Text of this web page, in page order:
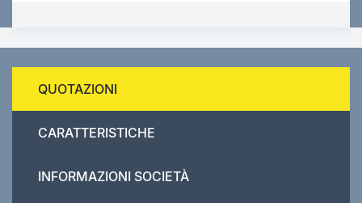
QUOTAZIONI
CARATTERISTICHE
INFORMAZIONI SOCIETÀ